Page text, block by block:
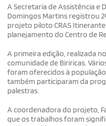
A Secretaria de Assistência e
Domingos Martins registrou
projeto piloto CRAS
planejamento do Centro de
A primeira edição, realizada
comunidade de Biriricas.
foram oferecidos à
também participaram da
palestras.
A coordenadora do projeto,
que os trabalhos foram